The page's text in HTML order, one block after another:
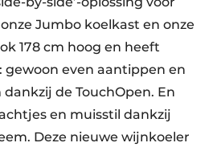
Jumbo koelkast en onze
178 cm hoog en heeft
even aantippen en
de TouchOpen. En
en muisstil dankzij
Deze nieuwe wijnkoeler